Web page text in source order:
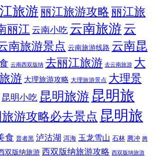
旅游 丽江旅游攻略 丽江旅
丽江 云南小吃 云南旅游 云
南旅游景点 云南旅游线路 云南昆
云南西双版纳 去丽江旅游 去云南旅游 大
游 大理旅游攻略 大理旅游景点 大理景
昆明小吃 昆明旅游 昆明旅
游攻略必去景点 昆明旅
食 普者黑 泸沽湖 洱海 玉龙雪山 石林 腾冲 腾
双版纳旅游 西双版纳旅游攻略 西双版纳旅游